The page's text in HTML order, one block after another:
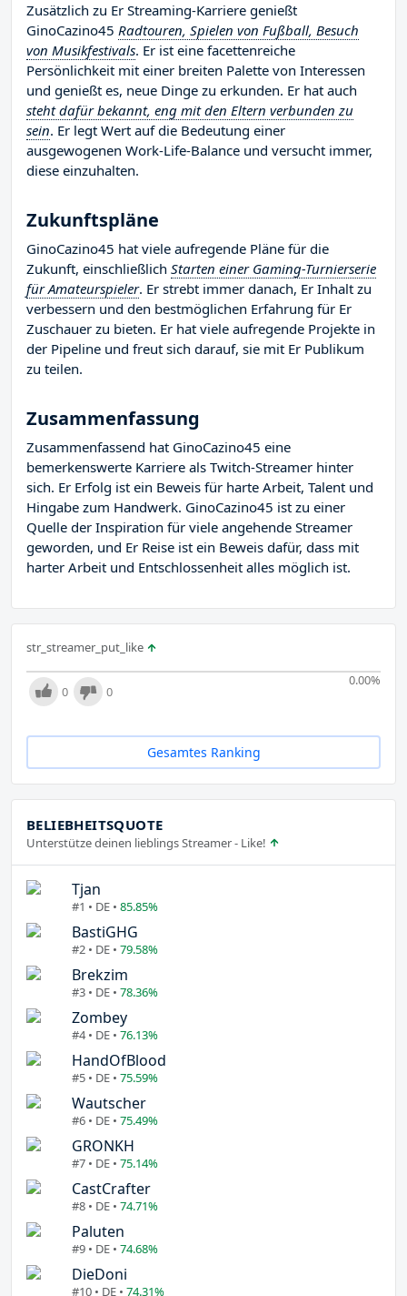
Zusätzlich zu Er Streaming-Karriere genießt
GinoCazino45 Radtouren, Spielen von Fußball, Besuch
von Musikfestivals. Er ist eine facettenreiche
Persönlichkeit mit einer breiten Palette von Interessen
und genießt es, neue Dinge zu erkunden. Er hat auch
steht dafür bekannt, eng mit den Eltern verbunden zu
sein. Er legt Wert auf die Bedeutung einer
ausgewogenen Work-Life-Balance und versucht immer,
diese einzuhalten.
Zukunftspläne
GinoCazino45 hat viele aufregende Pläne für die
Zukunft, einschließlich Starten einer Gaming-Turnierserie
für Amateurspieler. Er strebt immer danach, Er Inhalt zu
verbessern und den bestmöglichen Erfahrung für Er
Zuschauer zu bieten. Er hat viele aufregende Projekte in
der Pipeline und freut sich darauf, sie mit Er Publikum
zu teilen.
Zusammenfassung
Zusammenfassend hat GinoCazino45 eine
bemerkenswerte Karriere als Twitch-Streamer hinter
sich. Er Erfolg ist ein Beweis für harte Arbeit, Talent und
Hingabe zum Handwerk. GinoCazino45 ist zu einer
Quelle der Inspiration für viele angehende Streamer
geworden, und Er Reise ist ein Beweis dafür, dass mit
harter Arbeit und Entschlossenheit alles möglich ist.
str_streamer_put_like
0.00%
0 0
Gesamtes Ranking
BELIEBHEITSQUOTE
Unterstütze deinen lieblings Streamer - Like!
Tjan
#1 • DE • 85.85%
BastiGHG
#2 • DE • 79.58%
Brekzim
#3 • DE • 78.36%
Zombey
#4 • DE • 76.13%
HandOfBlood
#5 • DE • 75.59%
Wautscher
#6 • DE • 75.49%
GRONKH
#7 • DE • 75.14%
CastCrafter
#8 • DE • 74.71%
Paluten
#9 • DE • 74.68%
DieDoni
#10 • DE • 74.31%